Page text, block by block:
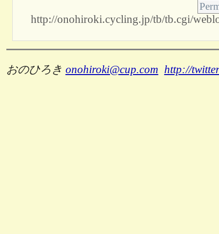
http://onohiroki.cycling.jp/tb/tb.cgi/
おのひろき onohiroki@cup.com http://